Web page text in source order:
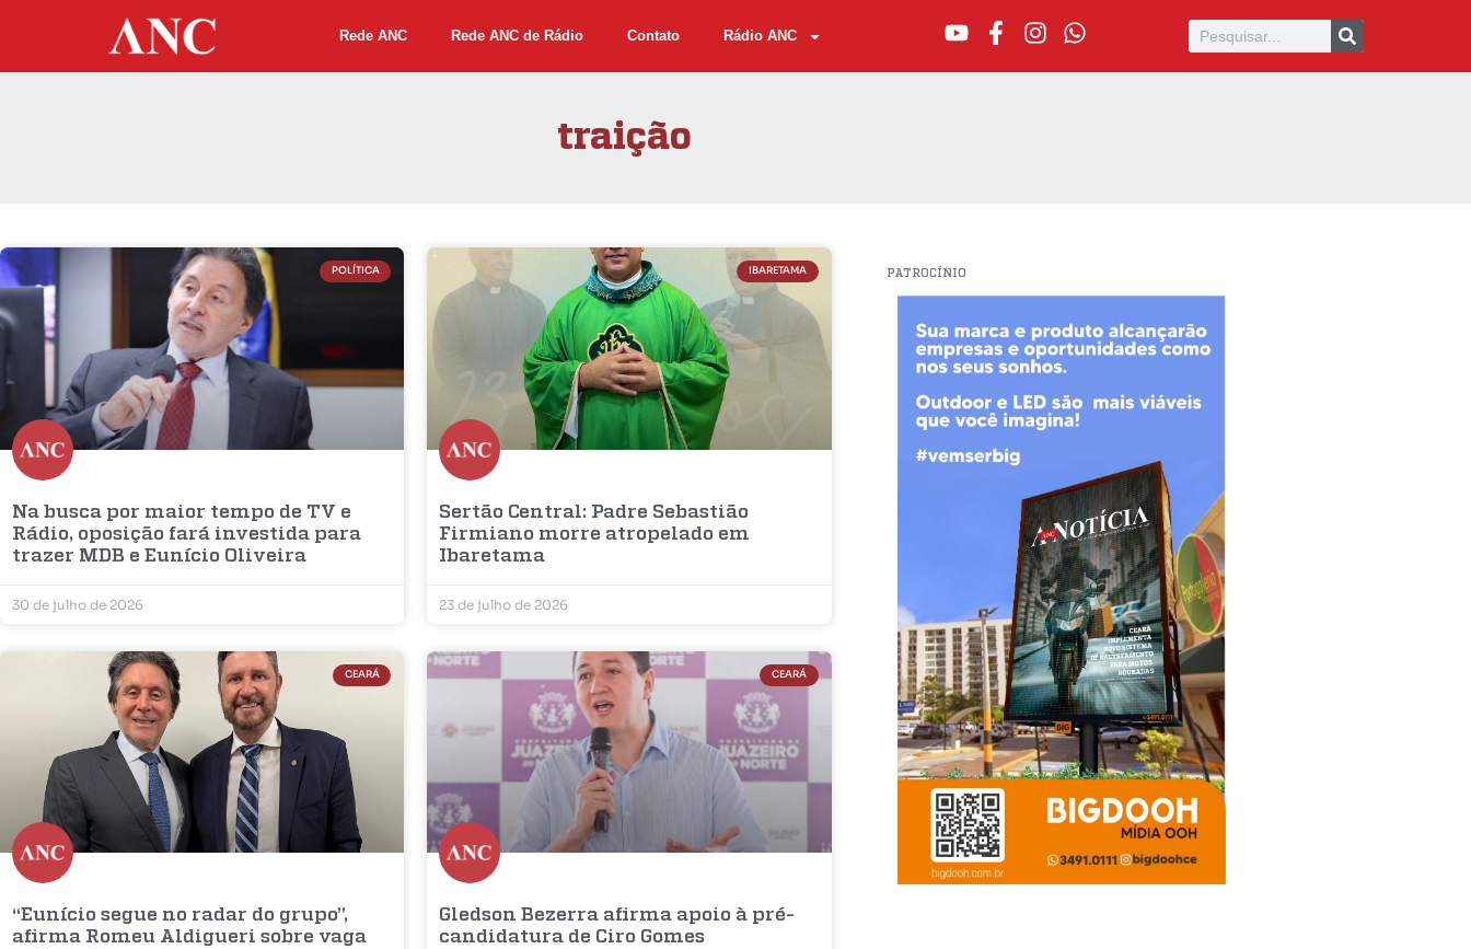
Rede ANC Rede ANC de Rádio Contato Rádio ANC
traição
POLÍTICA
Na busca por maior tempo de TV e
Rádio, oposição fará investida para
trazer MDB e Eunício Oliveira
30 de julho de 2026
IBARETAMA
Sertão Central: Padre Sebastião
Firmiano morre atropelado em
Ibaretama
23 de julho de 2026
CEARÁ
“Eunício segue no radar do grupo”,
afirma Romeu Aldigueri sobre vaga
CEARÁ
Gledson Bezerra afirma apoio à pré-
candidatura de Ciro Gomes
PATROCÍNIO